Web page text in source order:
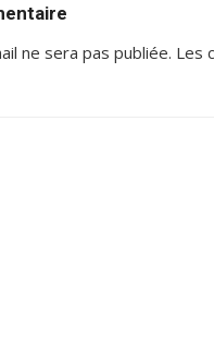
ne sera pas publiée. Les